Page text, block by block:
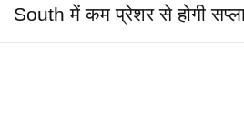
South में कम प्रेशर से होगी